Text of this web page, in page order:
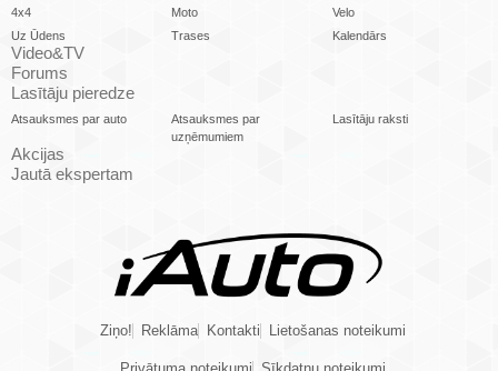
4x4
Moto
Velo
Uz Ūdens
Trases Kalendārs
Video&TV
Forums
Lasītāju pieredze
Atsauksmes par auto
Atsauksmes par
uzņēmumiem
Lasītāju raksti
Akcijas
Jautā ekspertam
Ziņo! Reklāma Kontakti Lietošanas noteikumi